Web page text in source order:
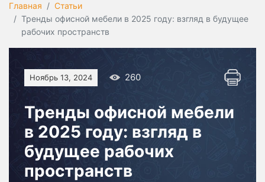
Главная
Статьи
Тренды офисной мебели в 2025 году: взгляд в будущее
рабочих пространств
Ноябрь 13, 2024 260
Тренды офисной мебели
в 2025 году: взгляд в
будущее рабочих
пространств